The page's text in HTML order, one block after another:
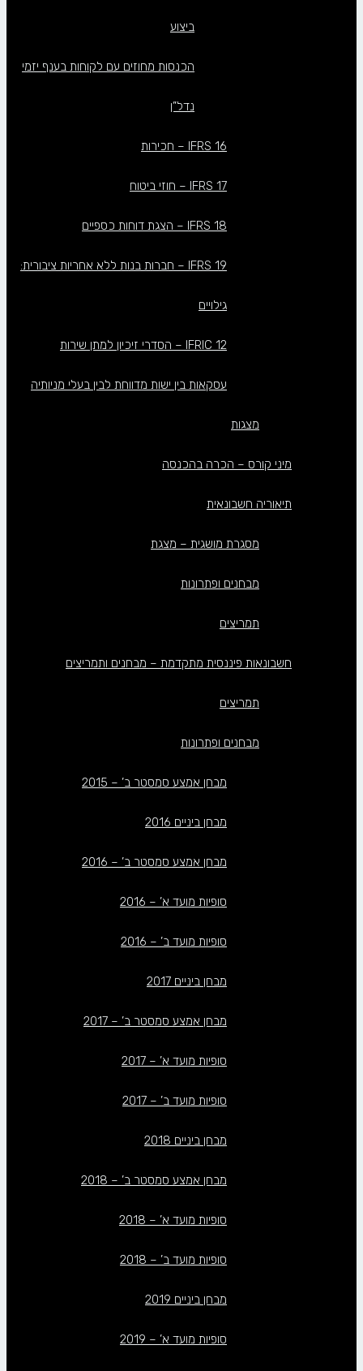
ביצוע
הכנסות מחוזים עם לקוחות בענף יזמי
נדל”ן
IFRS 16 – חכירות
IFRS 17 – חוזי ביטוח
IFRS 18 – הצגת דוחות כספיים
IFRS 19 – חברות בנות ללא אחריות ציבורית:
גילויים
IFRIC 12 – הסדרי זיכיון למתן שירות
עסקאות בין ישות מדווחת לבין בעלי מניותיה
מצגות
מיני קורס – הכרה בהכנסה
תיאוריה חשבונאית
מסגרת מושגית – מצגת
מבחנים ופתרונות
תמריצים
חשבונאות פיננסית מתקדמת – מבחנים ותמריצים
תמריצים
מבחנים ופתרונות
מבחן אמצע סמסטר ב’ – 2015
מבחן ביניים 2016
מבחן אמצע סמסטר ב’ – 2016
סופיות מועד א’ – 2016
סופיות מועד ב’ – 2016
מבחן ביניים 2017
מבחן אמצע סמסטר ב’ – 2017
סופיות מועד א’ – 2017
סופיות מועד ב’ – 2017
מבחן ביניים 2018
מבחן אמצע סמסטר ב’ – 2018
סופיות מועד א’ – 2018
סופיות מועד ב’ – 2018
מבחן ביניים 2019
סופיות מועד א’ – 2019